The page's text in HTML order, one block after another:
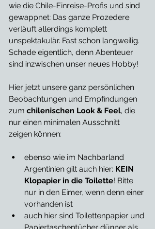
wie die Chile-Einreise-Profis und sind
gewappnet: Das ganze Prozedere
verläuft allerdings komplett
unspektakulär. Fast schon langweilig.
Schade eigentlich, denn Abenteuer
sind inzwischen unser neues Hobby!
Hier jetzt unsere ganz persönlichen
Beobachtungen und Empfindungen
zum chilenischen Look & Feel, die
nur einen minimalen Ausschnitt
zeigen können:
ebenso wie im Nachbarland
Argentinien gilt auch hier: KEIN
Klopapier in die Toilette! Bitte
nur in den Eimer, wenn denn einer
vorhanden ist
auch hier sind Toilettenpapier und